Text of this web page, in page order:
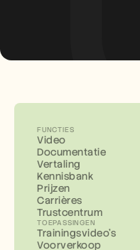
FUNCTIES
Video
Documentatie
Vertaling
Kennisbank
Prijzen
Carrières
Trustcentrum
TOEPASSINGEN
Trainingsvideo's
Voorverkoop